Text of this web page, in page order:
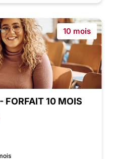
10 mois
FORFAIT 10 MOIS